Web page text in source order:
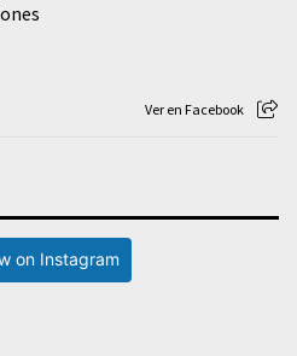
Ver en Facebook
on Instagram